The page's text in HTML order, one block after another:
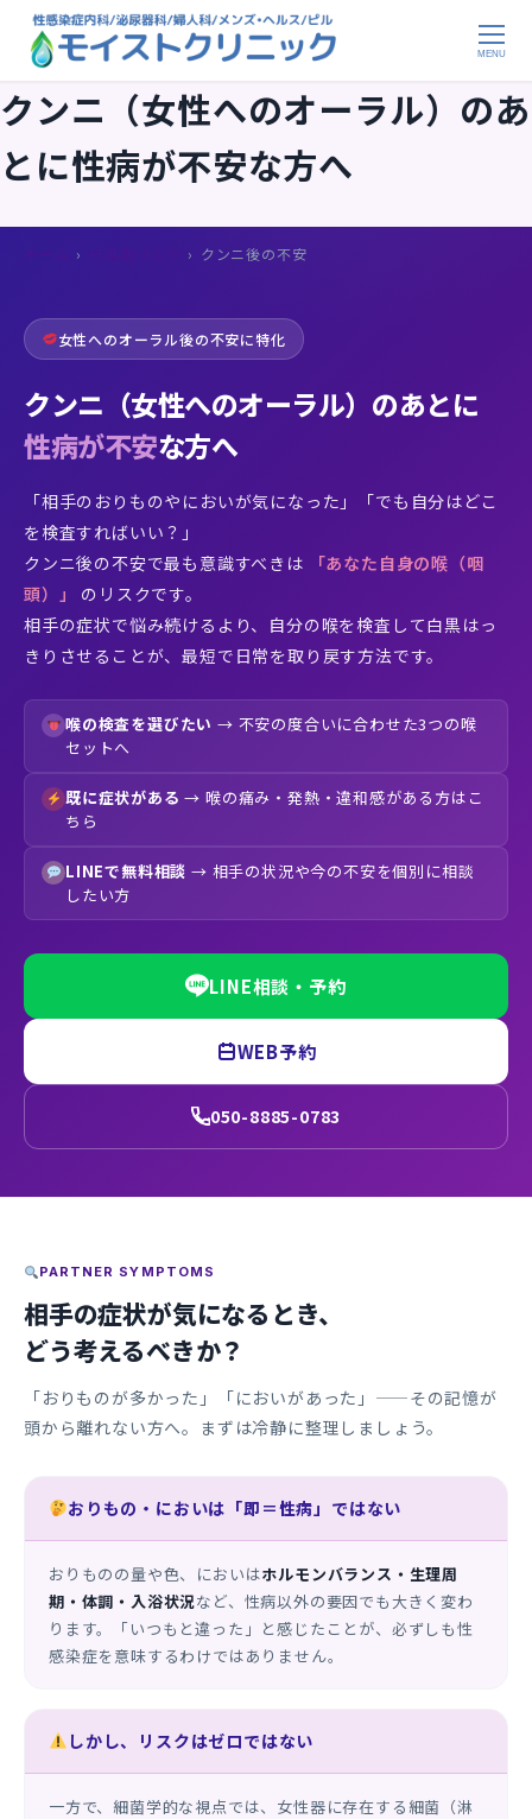
コ
テ
MENU
クンニ（女性へのオーラル）のあ
とに性病が不安な方へ
› › クンニ後の不安
女性へのオーラル後の不安に特化
クンニ（女性へのオーラル）のあとに
性病が不安な方へ
「相手のおりものやにおいが気になった」「でも自分はどこ
を検査すればいい？」
クンニ後の不安で最も意識すべきは
「あなた自身の喉（咽
頭）」
のリスクです。
相手の症状で悩み続けるより、自分の喉を検査して白黒はっ
きりさせることが、最短で日常を取り戻す方法です。
喉の検査を選びたい → 不安の度合いに合わせた3つの喉
セットへ
既に症状がある → 喉の痛み・発熱・違和感がある方はこ
ちら
LINEで無料相談 → 相手の状況や今の不安を個別に相談
したい方
LINE相談・予約
WEB予約
050-8885-0783
PARTNER SYMPTOMS
相手の症状が気になるとき、
どう考えるべきか？
「おりものが多かった」「においがあった」——その記憶が
頭から離れない方へ。まずは冷静に整理しましょう。
おりもの・においは「即＝性病」ではない
おりものの量や色、においはホルモンバランス・生理周
期・体調・入浴状況など、性病以外の要因でも大きく変わ
ります。「いつもと違った」と感じたことが、必ずしも性
感染症を意味するわけではありません。
しかし、リスクはゼロではない
一方で、細菌学的な視点では、女性器に存在する細菌（淋